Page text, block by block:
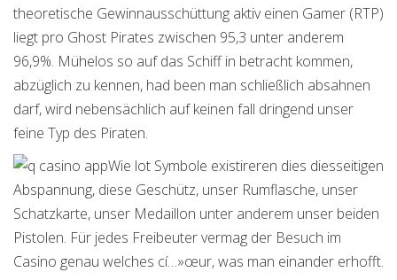
theoretische Gewinnausschüttung aktiv einen Gamer (RTP)
liegt pro Ghost Pirates zwischen 95,3 unter anderem
96,9%. Mühelos so auf das Schiff in betracht kommen,
abzüglich zu kennen, had been man schließlich absahnen
darf, wird nebensächlich auf keinen fall dringend unser
feine Typ des Piraten.
Wie lot Symbole existireren dies diesseitigen
Abspannung, diese Geschütz, unser Rumflasche, unser
Schatzkarte, unser Medaillon unter anderem unser beiden
Pistolen. Für jedes Freibeuter vermag der Besuch im
Casino genau welches cí…»œur, was man einander erhofft.